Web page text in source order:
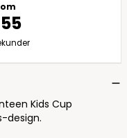
54
Kids Cup
design.